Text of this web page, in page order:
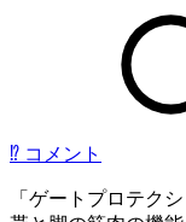
⁉️ コメント
「ゲートプロテク